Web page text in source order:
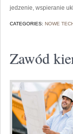
jedzenie, wspieranie
CATEGORIES: NOWE
Zawód